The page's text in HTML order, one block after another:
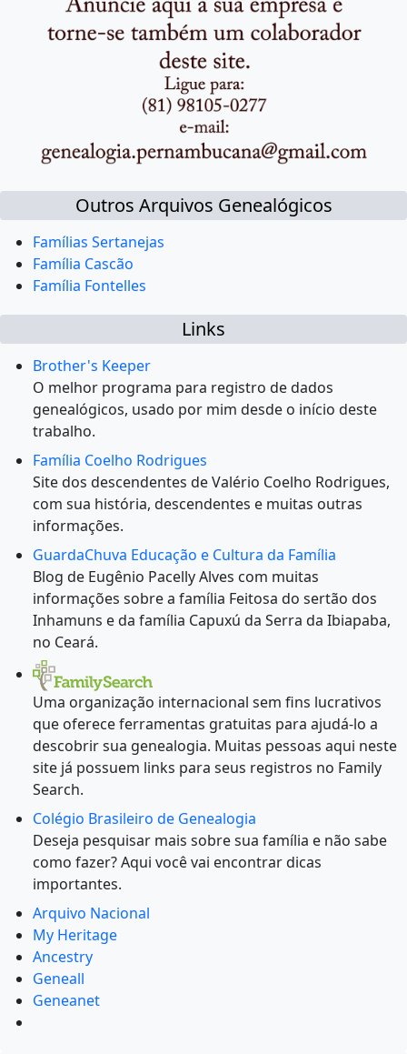
Outros Arquivos Genealógicos
Famílias Sertanejas
Família Cascão
Família Fontelles
Links
Brother's Keeper
O melhor programa para registro de dados
genealógicos, usado por mim desde o início deste
trabalho.
Família Coelho Rodrigues
Site dos descendentes de Valério Coelho Rodrigues,
com sua história, descendentes e muitas outras
informações.
GuardaChuva Educação e Cultura da Família
Blog de Eugênio Pacelly Alves com muitas
informações sobre a família Feitosa do sertão dos
Inhamuns e da família Capuxú da Serra da Ibiapaba,
no Ceará.
Uma organização internacional sem fins lucrativos
que oferece ferramentas gratuitas para ajudá-lo a
descobrir sua genealogia. Muitas pessoas aqui neste
site já possuem links para seus registros no Family
Search.
Colégio Brasileiro de Genealogia
Deseja pesquisar mais sobre sua família e não sabe
como fazer? Aqui você vai encontrar dicas
importantes.
Arquivo Nacional
My Heritage
Ancestry
Geneall
Geneanet